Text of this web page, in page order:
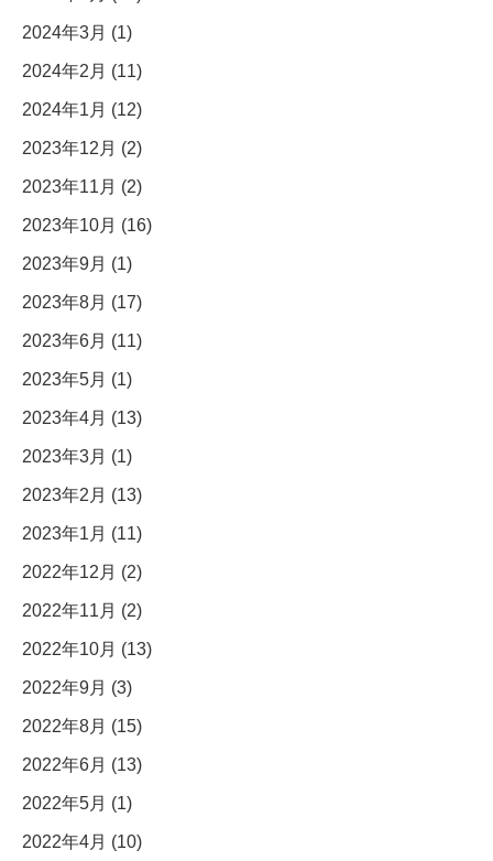
2024年3月 (1)
2024年2月 (11)
2024年1月 (12)
2023年12月 (2)
2023年11月 (2)
2023年10月 (16)
2023年9月 (1)
2023年8月 (17)
2023年6月 (11)
2023年5月 (1)
2023年4月 (13)
2023年3月 (1)
2023年2月 (13)
2023年1月 (11)
2022年12月 (2)
2022年11月 (2)
2022年10月 (13)
2022年9月 (3)
2022年8月 (15)
2022年6月 (13)
2022年5月 (1)
2022年4月 (10)